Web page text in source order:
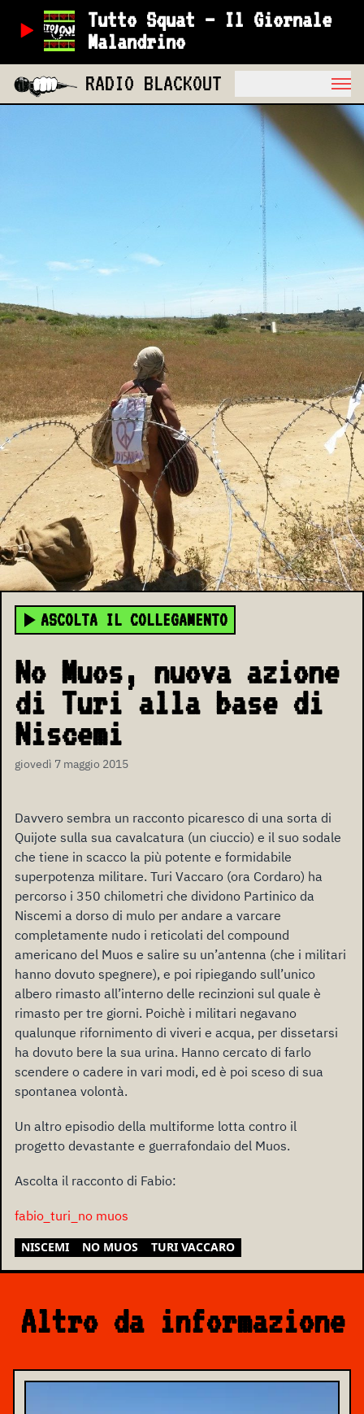
Tutto Squat – Il Giornale
Malandrino
RADIO BLACKOUT
ASCOLTA IL COLLEGAMENTO
No Muos, nuova azione
di Turi alla base di
Niscemi
giovedì 7 maggio 2015
Davvero sembra un racconto picaresco di una sorta di
Quijote sulla sua cavalcatura (un ciuccio) e il suo sodale
che tiene in scacco la più potente e formidabile
superpotenza militare. Turi Vaccaro (ora Cordaro) ha
percorso i 350 chilometri che dividono Partinico da
Niscemi a dorso di mulo per andare a varcare
completamente nudo i reticolati del compound
americano del Muos e salire su un’antenna (che i militari
hanno dovuto spegnere), e poi ripiegando sull’unico
albero rimasto all’interno delle recinzioni sul quale è
rimasto per tre giorni. Poichè i militari negavano
qualunque rifornimento di viveri e acqua, per dissetarsi
ha dovuto bere la sua urina. Hanno cercato di farlo
scendere o cadere in vari modi, ed è poi sceso di sua
spontanea volontà.
Un altro episodio della multiforme lotta contro il
progetto devastante e guerrafondaio del Muos.
Ascolta il racconto di Fabio:
fabio_turi_no muos
NISCEMI NO MUOS TURI VACCARO
Altro da informazione